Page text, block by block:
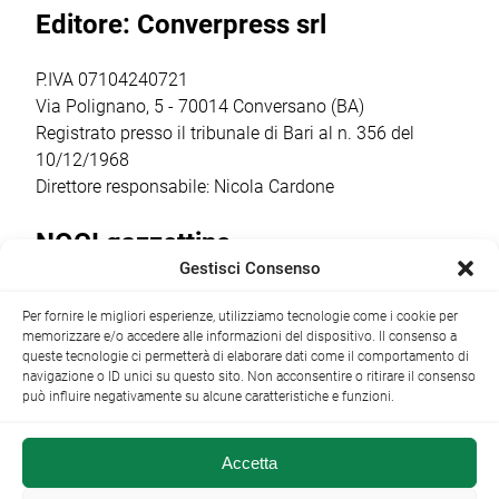
figura
2021-2027, il
ottenuto un
finanziamento […]
ratifica per il
Costituente […]
Editore: Converpress srl
P.IVA 07104240721
Via Polignano, 5 - 70014 Conversano (BA)
Registrato presso il tribunale di Bari al n. 356 del
10/12/1968
Direttore responsabile: Nicola Cardone
NOCI gazzettino
+39 080 4979274|info@nocigazzettino.it Contatti|
Archivio
Gestisci Consenso
Per fornire le migliori esperienze, utilizziamo tecnologie come i cookie per
memorizzare e/o accedere alle informazioni del dispositivo. Il consenso a
queste tecnologie ci permetterà di elaborare dati come il comportamento di
navigazione o ID unici su questo sito. Non acconsentire o ritirare il consenso
può influire negativamente su alcune caratteristiche e funzioni.
Accetta